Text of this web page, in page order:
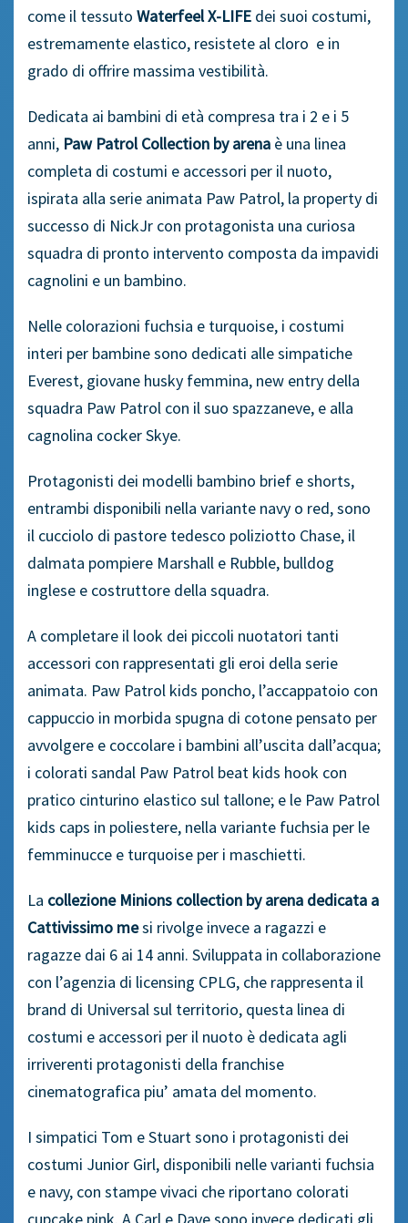
come il tessuto Waterfeel X-LIFE dei suoi costumi,
estremamente elastico, resistete al cloro e in
grado di offrire massima vestibilità.
Dedicata ai bambini di età compresa tra i 2 e i 5
anni, Paw Patrol Collection by arena è una linea
completa di costumi e accessori per il nuoto,
ispirata alla serie animata Paw Patrol, la property di
successo di NickJr con protagonista una curiosa
squadra di pronto intervento composta da impavidi
cagnolini e un bambino.
Nelle colorazioni fuchsia e turquoise, i costumi
interi per bambine sono dedicati alle simpatiche
Everest, giovane husky femmina, new entry della
squadra Paw Patrol con il suo spazzaneve, e alla
cagnolina cocker Skye.
Protagonisti dei modelli bambino brief e shorts,
entrambi disponibili nella variante navy o red, sono
il cucciolo di pastore tedesco poliziotto Chase, il
dalmata pompiere Marshall e Rubble, bulldog
inglese e costruttore della squadra.
A completare il look dei piccoli nuotatori tanti
accessori con rappresentati gli eroi della serie
animata. Paw Patrol kids poncho, l’accappatoio con
cappuccio in morbida spugna di cotone pensato per
avvolgere e coccolare i bambini all’uscita dall’acqua;
i colorati sandal Paw Patrol beat kids hook con
pratico cinturino elastico sul tallone; e le Paw Patrol
kids caps in poliestere, nella variante fuchsia per le
femminucce e turquoise per i maschietti.
La collezione Minions collection by arena dedicata a
Cattivissimo mesi rivolge invece a ragazzi e
ragazze dai 6 ai 14 anni. Sviluppata in collaborazione
con l’agenzia di licensing CPLG, che rappresenta il
brand di Universal sul territorio, questa linea di
costumi e accessori per il nuoto è dedicata agli
irriverenti protagonisti della franchise
cinematografica piu’ amata del momento.
I simpatici Tom e Stuart sono i protagonisti dei
costumi Junior Girl, disponibili nelle varianti fuchsia
e navy, con stampe vivaci che riportano colorati